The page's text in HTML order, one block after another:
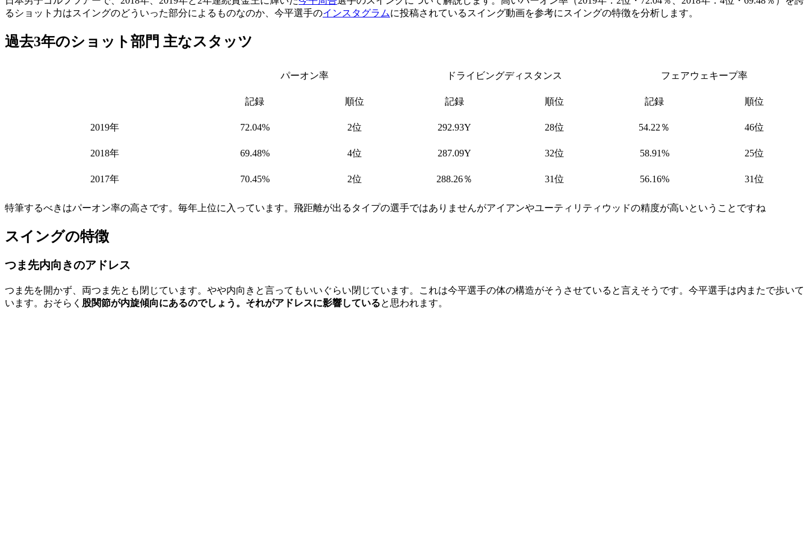
るショット力はスイングのどういった部分によるものなのか、今平選手のインスタグラムに投稿されているスイング動画を参考にスイングの特徴を分析します。
過去3年のショット部門 主なスタッツ
パーオン率 ドライビングディスタンス フェアウェキープ率
記録 順位 記録 順位 記録 順位
2019年 72.04% 2位 292.93Y 28位 54.22％ 46位
2018年 69.48% 4位 287.09Y 32位 58.91% 25位
2017年 70.45% 2位 288.26％ 31位 56.16% 31位
特筆するべきはパーオン率の高さです。毎年上位に入っています。飛距離が出るタイプの選手ではありませんがアイアンやユーティリティウッドの精度が高いということですね
スイングの特徴
つま先内向きのアドレス
つま先を開かず、両つま先とも閉じています。やや内向きと言ってもいいぐらい閉じています。これは今平選手の体の構造がそうさせていると言えそうです。今平選手は内またで歩いて
います。おそらく 股関節が内旋傾向にあるのでしょう。それがアドレスに影響していると思われます。